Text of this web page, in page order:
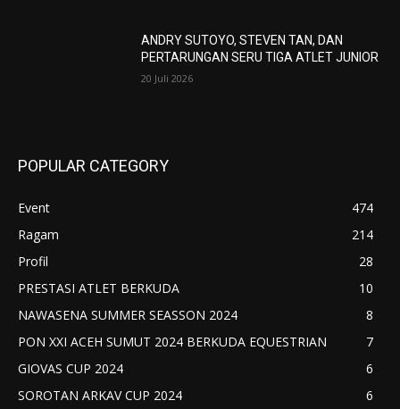
ANDRY SUTOYO, STEVEN TAN, DAN
PERTARUNGAN SERU TIGA ATLET JUNIOR
20 Juli 2026
POPULAR CATEGORY
Event
474
Ragam
214
Profil
28
PRESTASI ATLET BERKUDA
10
NAWASENA SUMMER SEASSON 2024
8
PON XXI ACEH SUMUT 2024 BERKUDA EQUESTRIAN
7
GIOVAS CUP 2024
6
SOROTAN ARKAV CUP 2024
6